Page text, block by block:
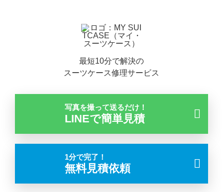
最短10分で解決の
スーツケース修理サービス
写真を撮って送るだけ！
LINEで簡単見積
1分で完了！
無料見積依頼